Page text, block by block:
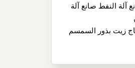
آلة النفط صانع آلة
زيت بذور السمسم